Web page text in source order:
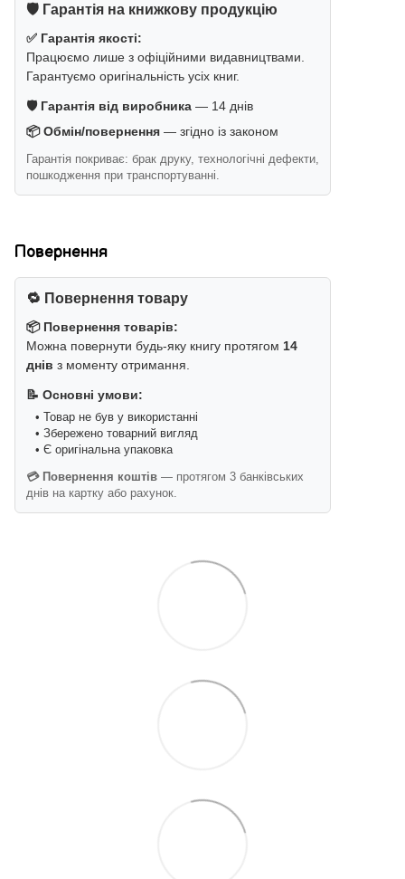
🛡️ Гарантія на книжкову продукцію
✅ Гарантія якості:
Працюємо лише з офіційними видавництвами.
Гарантуємо оригінальність усіх книг.
🛡️ Гарантія від виробника — 14 днів
📦 Обмін/повернення — згідно із законом
Гарантія покриває: брак друку, технологічні дефекти,
пошкодження при транспортуванні.
Повернення
🔁 Повернення товару
📦 Повернення товарів:
Можна повернути будь-яку книгу протягом 14
днів з моменту отримання.
📝 Основні умови:
• Товар не був у використанні
• Збережено товарний вигляд
• Є оригінальна упаковка
💳 Повернення коштів — протягом 3 банківських
днів на картку або рахунок.